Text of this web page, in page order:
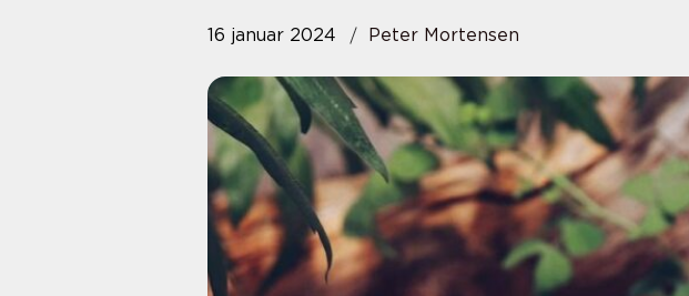
16 januar 2024 Peter Mortensen